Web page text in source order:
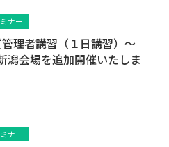
ナー
理者講習（１日講習）～
潟会場を追加開催いたしま
ナー